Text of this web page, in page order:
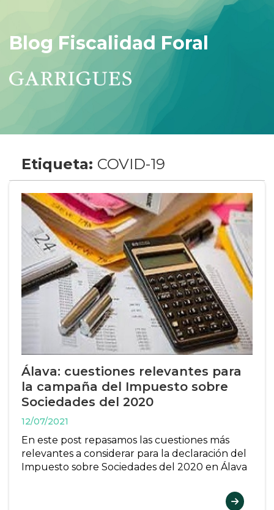
Blog Fiscalidad Foral
Etiqueta: COVID-19
Álava: cuestiones relevantes para
la campaña del Impuesto sobre
Sociedades del 2020
12/07/2021
En este post repasamos las cuestiones más
relevantes a considerar para la declaración del
Impuesto sobre Sociedades del 2020 en Álava